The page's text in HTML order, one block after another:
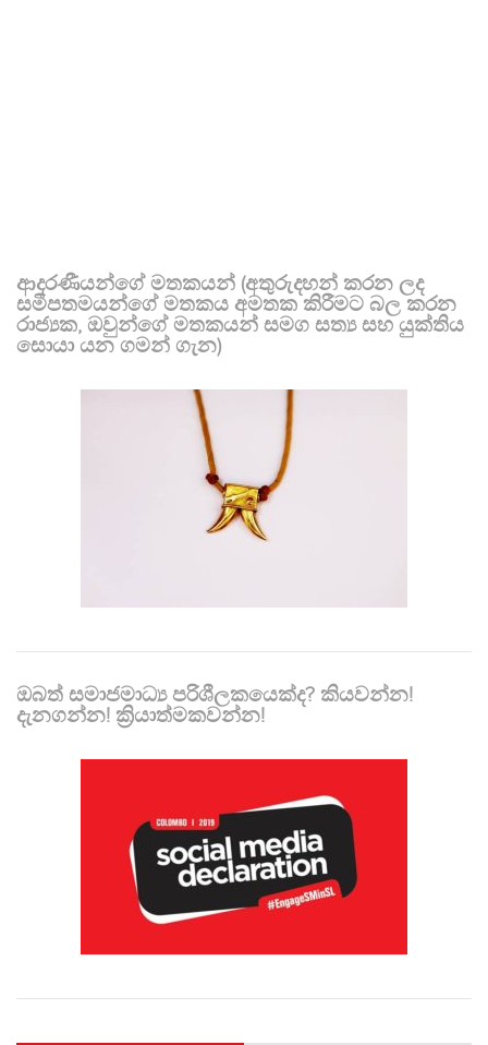
ආදරණීයන්ගේ මතකයන් (අතුරුදහන් කරන ලද
සමීපතමයන්ගේ මතකය අමතක කිරීමට බල කරන
රාජ්‍යක, ඔවුන්ගේ මතකයන් සමග සත්‍ය සහ යුක්තිය
සොයා යන ගමන් ගැන)
ඔබත් සමාජමාධ්‍ය පරිශීලකයෙක්ද? කියවන්න!
දැනගන්න! ක්‍රියාත්මකවන්න!